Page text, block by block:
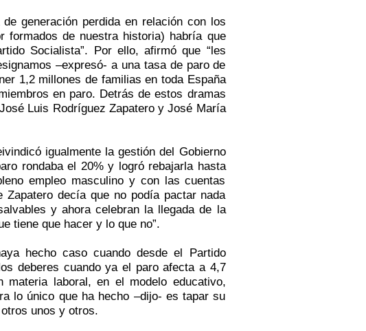
generación perdida en relación con los
formados de nuestra historia) habría que
Socialista”. Por ello, afirmó que “les
–expresó- a una tasa de paro de
1,2 millones de familias en toda España
en paro. Detrás de estos dramas
Luis Rodríguez Zapatero y José María
igualmente la gestión del Gobierno
rondaba el 20% y logró rebajarla hasta
empleo masculino y con las cuentas
Zapatero decía que no podía pactar nada
y ahora celebran la llegada de la
tiene que hacer y lo que no”.
hecho caso cuando desde el Partido
deberes cuando ya el paro afecta a 4,7
laboral, en el modelo educativo,
lo único que ha hecho –dijo- es tapar su
unos y otros.